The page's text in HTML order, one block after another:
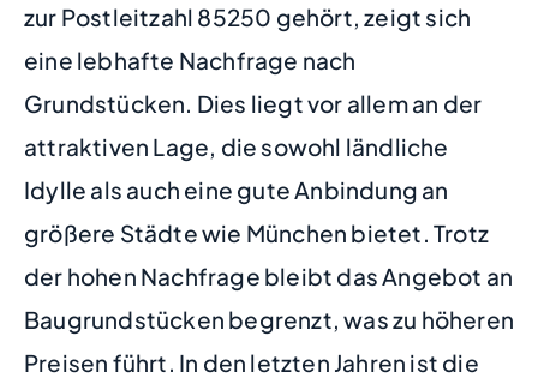
zur Postleitzahl 85250 gehört, zeigt sich
eine lebhafte Nachfrage nach
Grundstücken. Dies liegt vor allem an der
attraktiven Lage, die sowohl ländliche
Idylle als auch eine gute Anbindung an
größere Städte wie München bietet. Trotz
der hohen Nachfrage bleibt das Angebot an
Baugrundstücken begrenzt, was zu höheren
Preisen führt. In den letzten Jahren ist die